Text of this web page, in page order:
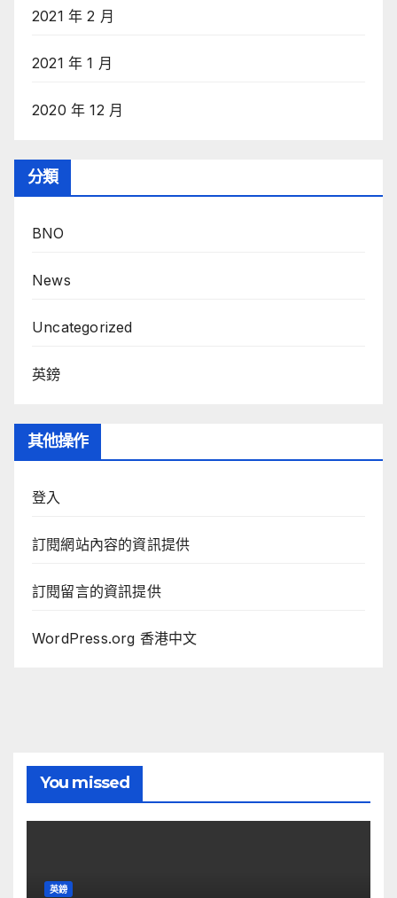
2021 年 2 月
2021 年 1 月
2020 年 12 月
分類
BNO
News
Uncategorized
英鎊
其他操作
登入
訂閱網站內容的資訊提供
訂閱留言的資訊提供
WordPress.org 香港中文
You missed
英鎊